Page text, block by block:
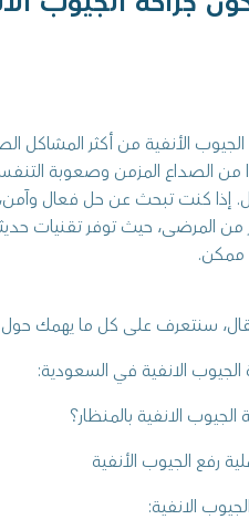
الأنفية من أكثر المشاكل
من الصداع المزمن وصعوبة
إذا كنت تبحث عن حل فعال وآمن،
من المرضى، حيث توفر تقنيات
ممكن.
سنتعرف على كل ما يهمك حول
الجيوب الانفية في السعودية:
الانفية بالمنظار؟
رفع الجيوب الأنفية
الانفية: